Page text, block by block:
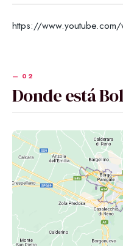
https://www.youtube.com/
Donde está